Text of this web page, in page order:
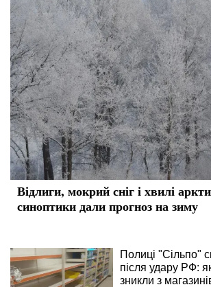
Відлиги, мокрий сніг і хвилі
синоптики дали прогноз на зиму
Полиці "Сільпо"
після удару РФ:
зникли з